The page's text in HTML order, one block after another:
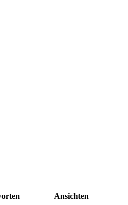
Ansichten